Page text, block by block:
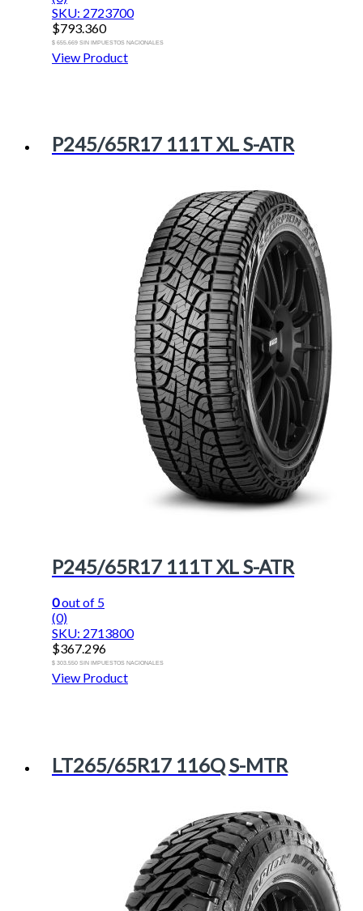
SKU: 2723700
$793.360
$ 655.669 SIN IMPUESTOS NACIONALES
View Product
P245/65R17 111T XL S-ATR
P245/65R17 111T XL S-ATR
0out of 5
(0)
SKU: 2713800
$367.296
$ 303.550 SIN IMPUESTOS NACIONALES
View Product
LT265/65R17 116Q S-MTR